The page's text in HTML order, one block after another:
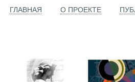
ГЛАВНАЯ О ПРОЕКТЕ